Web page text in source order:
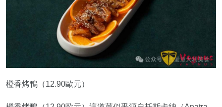
橙香烤鴨（12.90歐元）